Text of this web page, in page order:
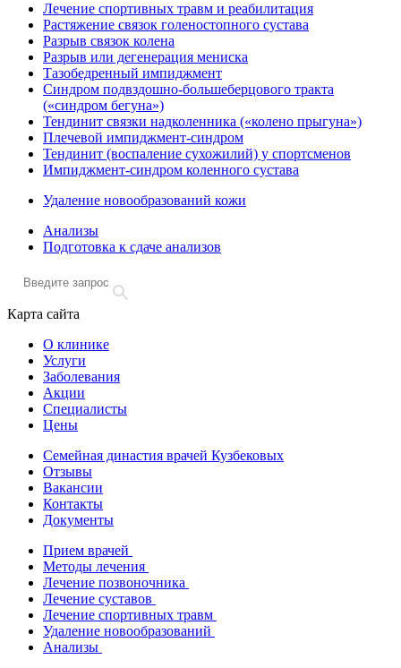
Лечение спортивных травм и реабилитация
Растяжение связок голеностопного сустава
Разрыв связок колена
Разрыв или дегенерация мениска
Тазобедренный импиджмент
Синдром подвздошно-большеберцового тракта
(«синдром бегуна»)
Тендинит связки надколенника («колено прыгуна»)
Плечевой импиджмент-синдром
Тендинит (воспаление сухожилий) у спортсменов
Импиджмент-синдром коленного сустава
Удаление новообразований кожи
Анализы
Подготовка к сдаче анализов
Карта сайта
О клинике
Услуги
Заболевания
Акции
Специалисты
Цены
Семейная династия врачей Кузбековых
Отзывы
Вакансии
Контакты
Документы
Прием врачей
Методы лечения
Лечение позвоночника
Лечение суставов
Лечение спортивных травм
Удаление новообразований
Анализы